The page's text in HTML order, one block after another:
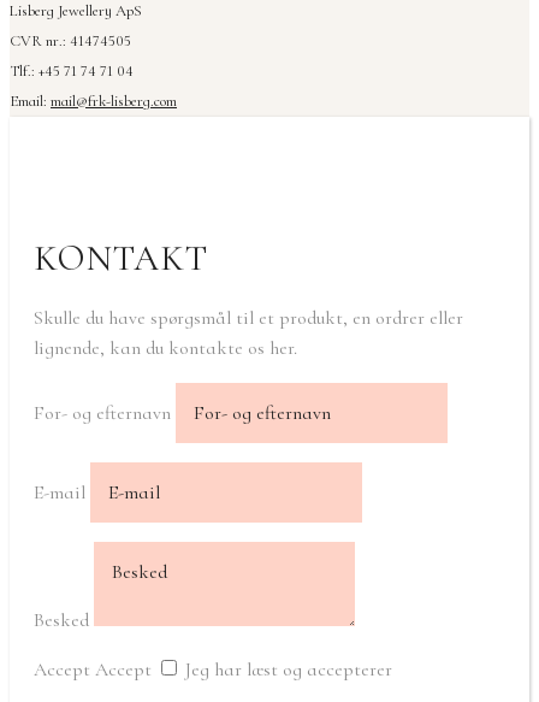
Lisberg Jewellery ApS
CVR nr.: 41474505
Tlf.: +45 71 74 71 04
Email: mail@frk-lisberg.com
KONTAKT
Skulle du have spørgsmål til et produkt, en ordrer eller
lignende, kan du kontakte os her.
For- og efternavn
E-mail
Besked
Accept Accept Jeg har læst og accepterer